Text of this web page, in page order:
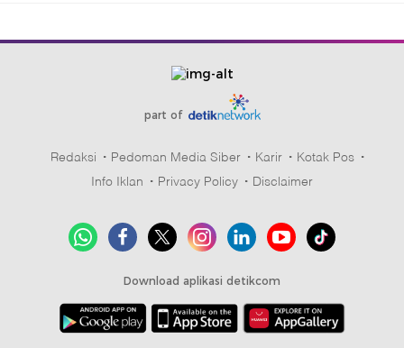
part of
Redaksi Pedoman Media Siber Karir
Kotak Pos
Info Iklan
Privacy Policy Disclaimer
Download aplikasi detikcom